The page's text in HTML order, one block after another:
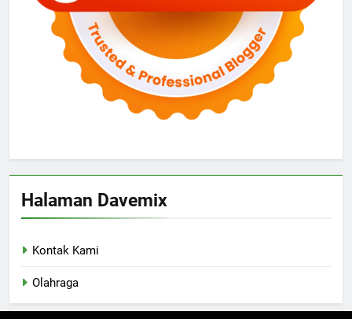
Halaman Davemix
Kontak Kami
Olahraga